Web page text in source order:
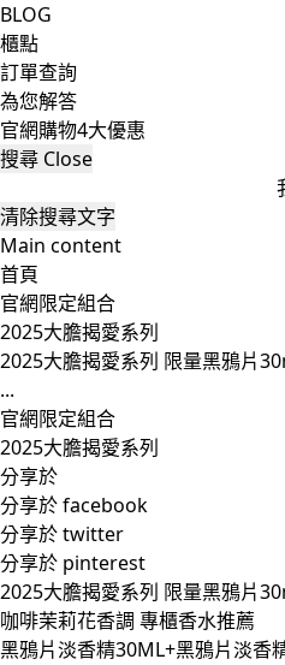
BLOG
櫃點
訂單查詢
為您解答
官網購物4大優惠
搜尋 Close
清除搜尋文字
Main content
首頁
官網限定組合
2025大膽揭愛系列
2025大膽揭愛系列 限量黑鴉片
...
官網限定組合
2025大膽揭愛系列
分享於
分享於 facebook
分享於 twitter
分享於 pinterest
2025大膽揭愛系列 限量黑鴉片
咖啡茉莉花香調 專櫃香水推薦
黑鴉片淡香精30ML+黑鴉片淡香